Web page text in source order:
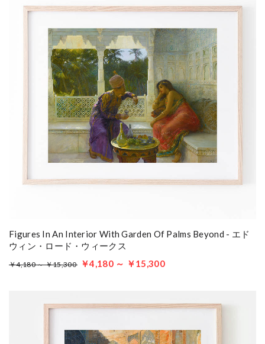
Figures In An Interior With Garden Of Palms Beyond - エド
ウィン・ロード・ウィークス
￥4,180 ～ ￥15,300 ￥4,180 ～ ￥15,300